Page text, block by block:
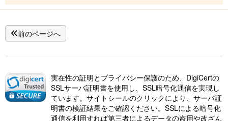
前のページへ
実在性の証明とプライバシー保護のため、DigiCertの
SSLサーバ証明書を使用し、SSL暗号化通信を実現し
ています。サイトシールのクリックにより、サーバ証
明書の検証結果をご確認ください。SSLによる暗号化
通信を利用すれば第三者によるデータの盗用や改ざん